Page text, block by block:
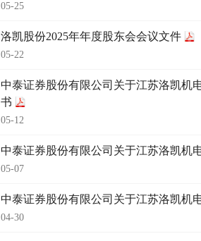
05-25
洛凯股份2025年年度股东会会议文件
05-22
中泰证券股份有限公司关于江苏洛凯机
书
05-12
中泰证券股份有限公司关于江苏洛凯机
05-07
中泰证券股份有限公司关于江苏洛凯机
04-30